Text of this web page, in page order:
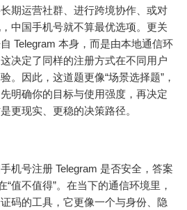
期运营社群、进行跨境协作、或对
中国手机号就不算最优选项。更关
Telegram 本身，而是由本地通信环
决定了同样的注册方式在不同用户
。因此，这道题更像“场景选择题”，
明确你的目标与使用强度，再决定
更现实、更稳的决策路径。
机号注册 Telegram 是否安全，答案
“值不值得”。在当下的通信环境里，
码的工具，它更像一个与身份、隐